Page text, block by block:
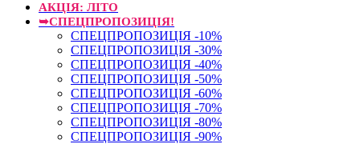
АКЦІЯ: ЛІТО
➥СПЕЦПРОПОЗИЦІЯ!
СПЕЦПРОПОЗИЦІЯ -10%
СПЕЦПРОПОЗИЦІЯ -30%
СПЕЦПРОПОЗИЦІЯ -40%
СПЕЦПРОПОЗИЦІЯ -50%
СПЕЦПРОПОЗИЦІЯ -60%
СПЕЦПРОПОЗИЦІЯ -70%
СПЕЦПРОПОЗИЦІЯ -80%
СПЕЦПРОПОЗИЦІЯ -90%